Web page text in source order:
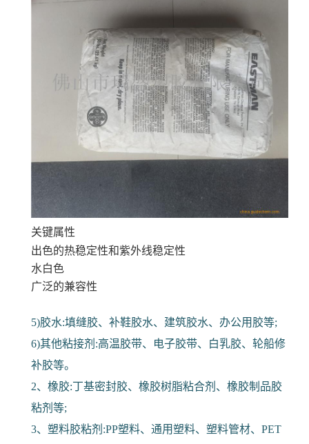
关键属性
出色的热稳定性和紫外线稳定性
水白色
广泛的兼容性
5)胶水:填缝胶、补鞋胶水、建筑胶水、办公用胶等;
6)其他粘接剂:高温胶带、电子胶带、白乳胶、轮船修
补胶等。
2、橡胶:丁基密封胶、橡胶树脂粘合剂、橡胶制品胶
粘剂等;
3、塑料胶粘剂:PP塑料、通用塑料、塑料管材、PET